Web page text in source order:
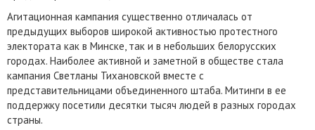
Агитационная кампания существенно отличалась от
предыдущих выборов широкой активностью протестного
электората как в Минске, так и в небольших белорусских
городах. Наиболее активной и заметной в обществе стала
кампания Светланы Тихановской вместе с
представительницами объединенного штаба. Митинги в ее
поддержку посетили десятки тысяч людей в разных городах
страны.